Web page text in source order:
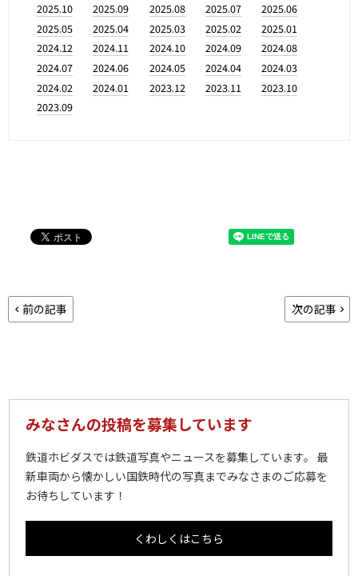
2025.10
2025.09 2025.08 2025.07
2025.06
2025.05
2025.04 2025.03 2025.02
2025.01
2024.12
2024.11 2024.10 2024.09
2024.08
2024.07
2024.06 2024.05 2024.04
2024.03
2024.02
2024.01 2023.12 2023.11
2023.10
2023.09
前の記事 次の記事
みなさんの投稿を募集しています
鉄道ホビダスでは鉄道写真やニュースを募集しています。 最
新車両から懐かしい国鉄時代の写真までみなさまのご応募を
お待ちしています！
くわしくはこちら